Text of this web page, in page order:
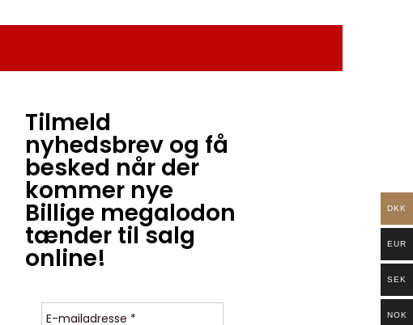
Tilmeld
nyhedsbrev og få
besked når der
kommer nye
Billige megalodon
tænder til salg
online!
DKK
EUR
SEK
NOK